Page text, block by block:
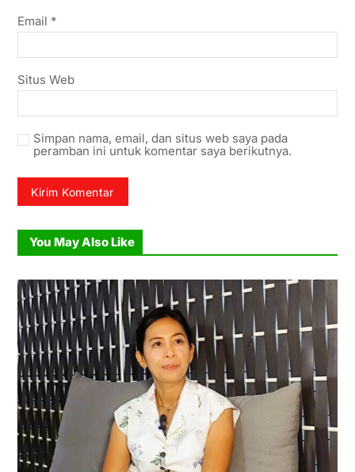
Email *
Situs Web
Simpan nama, email, dan situs web saya pada
peramban ini untuk komentar saya berikutnya.
You May Also Like